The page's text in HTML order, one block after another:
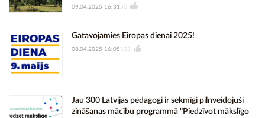
09.04.2025 16:31 50
Gatavojamies Eiropas dienai 2025!
08.04.2025 16:05 103
Jau 300 Latvijas pedagogi ir sekmīgi pilnveidojuši
zināšanas mācību programmā "Piedzīvot mākslīgo